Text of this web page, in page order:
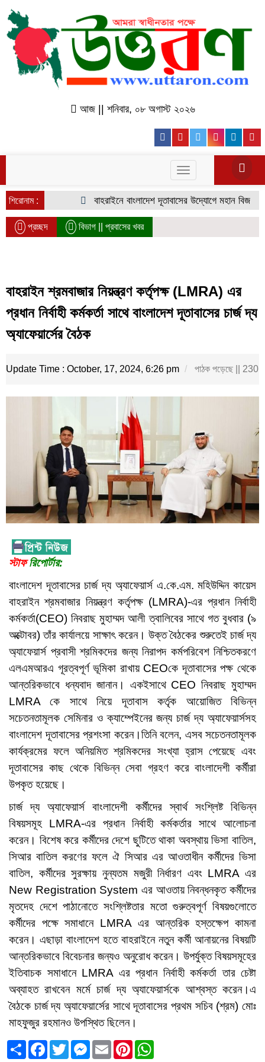
আজ || শনিবার, ০৮ অগাস্ট ২০২৬
Facebook
YoutubeTwitter
Toggle
navigation
শিরোনাম :
বাহরাইনে বাংলাদেশ দূতাবাসের উদ্যোগে মহান বিজয় দিবস
প্রচ্ছদ বিভাগ || প্রবাসের খবর
বাহরাইন শ্রমবাজার নিয়ন্ত্রণ কর্তৃপক্ষ (LMRA) এর
প্রধান নির্বাহী কর্মকর্তা সাথে বাংলাদেশ দূতাবাসের চার্জ দ্য
অ্যাফেয়ার্সের বৈঠক
Update Time : October, 17, 2024, 6:26 pm পাঠক পড়েছে || 230
স্টাফ রিপোর্টার:
বাংলাদেশ দূতাবাসের চার্জ দ্য অ্যাফেয়ার্স এ.কে.এম. মহিউদ্দিন কায়েস
বাহরাইন শ্রমবাজার নিয়ন্ত্রণ কর্তৃপক্ষ (LMRA)-এর প্রধান নির্বাহী
কর্মকর্তা(CEO) নিবরাছ মুহাম্মদ আলী ত্বালিবের সাথে গত বুধবার (৯
অক্টোবর) তাঁর কার্যালয়ে সাক্ষাৎ করেন। উক্ত বৈঠকের শুরুতেই চার্জ দ্য
অ্যাফেয়ার্স প্রবাসী শ্রমিকদের জন্য নিরাপদ কর্মপরিবেশ নিশ্চিতকরণে
এলএমআরএ গূরত্বপূর্ণ ভূমিকা রাখায় CEOকে দূতাবাসের পক্ষ থেকে
আন্তরিকভাবে ধন্যবাদ জানান। একইসাথে CEO নিবরাছ মুহাম্মদ
LMRA কে সাথে নিয়ে দূতাবাস কর্তৃক আয়োজিত বিভিন্ন
সচেতনতামূলক সেমিনার ও ক্যাম্পেইনের জন্য চার্জ দ্য অ্যাফেয়ার্সসহ
বাংলাদেশ দূতাবাসের প্রশংসা করেন।তিনি বলেন, এসব সচেতনতামূলক
কার্যক্রমের ফলে অনিয়মিত শ্রমিকদের সংখ্যা হ্রাস পেয়েছে এবং
দূতাবাসের কাছ থেকে বিভিন্ন সেবা গ্রহণ করে বাংলাদেশী কর্মীরা
উপকৃত হয়েছে।
চার্জ দ্য অ্যাফেয়ার্স বাংলাদেশী কর্মীদের স্বার্থ সংশ্লিষ্ট বিভিন্ন
বিষয়সমূহ LMRA-এর প্রধান নির্বাহী কর্মকর্তার সাথে আলোচনা
করেন। বিশেষ করে কর্মীদের দেশে ছুটিতে থাকা অবস্থায় ভিসা বাতিল,
সিআর বাতিল করণের ফলে ঐ সিআর এর আওতাধীন কর্মীদের ভিসা
বাতিল, কর্মীদের সুরক্ষায় নুন্যতম মজুরী নির্ধারণ এবং LMRA এর
New Registration System এর আওতায় নিবন্ধনকৃত কর্মীদের
মৃতদেহ দেশে পাঠানোতে সংশ্লিষ্টতার মতো গুরুত্বপূর্ণ বিষয়গুলোতে
কর্মীদের পক্ষে সমাধানে LMRA এর আন্তরিক হস্তক্ষেপ কামনা
করেন। এছাড়া বাংলাদেশ হতে বাহরাইনে নতুন কর্মী আনায়নের বিষয়টি
আন্তরিকভাবে বিবেচনার জন্যও অনুরোধ করেন। উপর্যুক্ত বিষয়সমূহের
ইতিবাচক সমাধানে LMRA এর প্রধান নির্বাহী কর্মকর্তা তার চেষ্টা
অব্যাহত রাখবেন মর্মে চার্জ দ্য অ্যাফেয়ার্সকে আশ্বস্ত করেন।এ
বৈঠকে চার্জ দ্য অ্যাফেয়ার্সের সাথে দূতাবাসের প্রথম সচিব (শ্রম) মোঃ
মাহফুজুর রহমানও উপস্থিত ছিলেন।
ভাগাভাগি
করুন
Facebook
TwitterMessenger
EmailPinterest